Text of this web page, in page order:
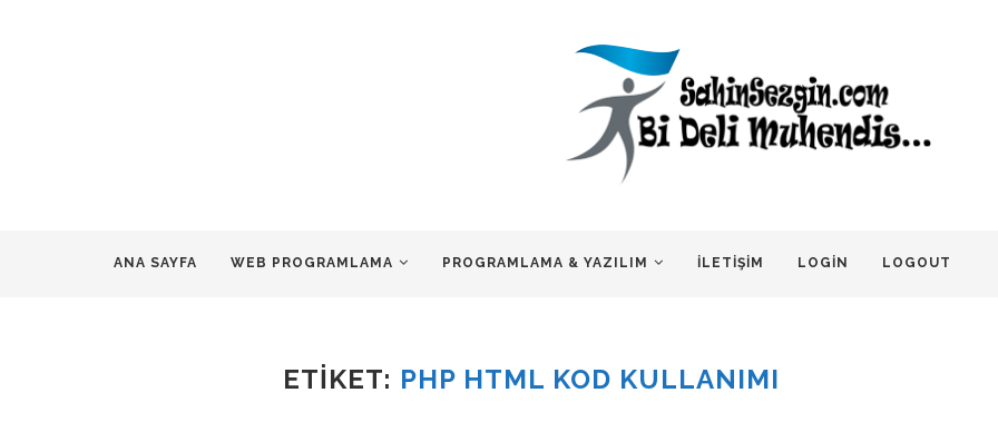
ANA SAYFA WEB PROGRAMLAMA PROGRAMLAMA & YAZILIM İLETIŞIM LOGIN LOGOUT
ETIKET: PHP HTML KOD KULLANIMI